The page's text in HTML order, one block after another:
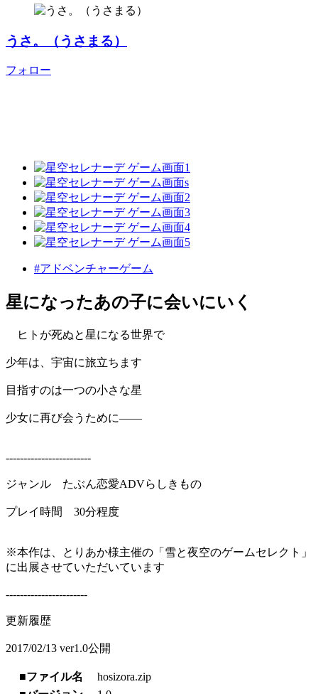
うさ。（うさまる）
フォロー
#アドベンチャーゲーム
星になったあの子に会いにいく
ヒトが死ぬと星になる世界で
少年は、宇宙に旅立ちます
目指すのは一つの小さな星
少女に再び会うために――
------------------------
ジャンル たぶん恋愛ADVらしきもの
プレイ時間 30分程度
※本作は、とりあか様主催の「雪と夜空のゲームセレクト」
に出展させていただいています
-----------------------
更新履歴
2017/02/13 ver1.0公開
■ファイル名
hosizora.zip